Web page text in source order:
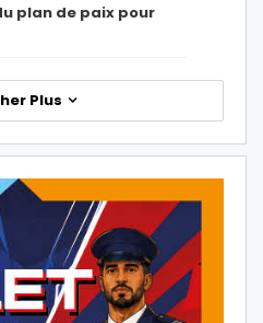
plan de paix pour
Plus